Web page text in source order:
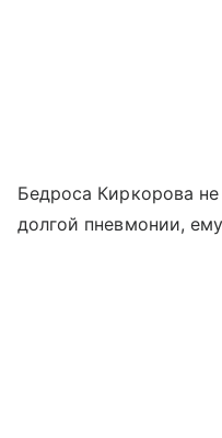
Бедроса Киркорова
долгой пневмонии,